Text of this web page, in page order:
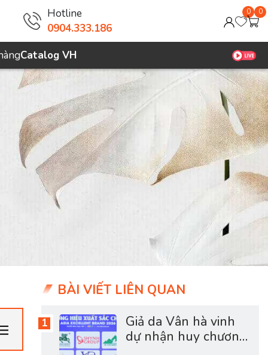
Hotline
0904.333.186
0 0
Catalog VH
BÀI VIẾT LIÊN QUAN
Giả da Vân hà vinh
dự nhận huy chương